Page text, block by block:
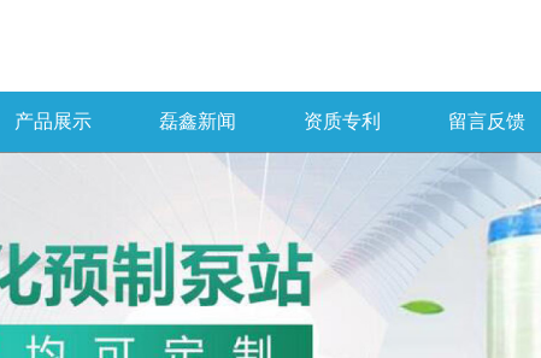
产品展示 磊鑫新闻 资质专利 留言反馈